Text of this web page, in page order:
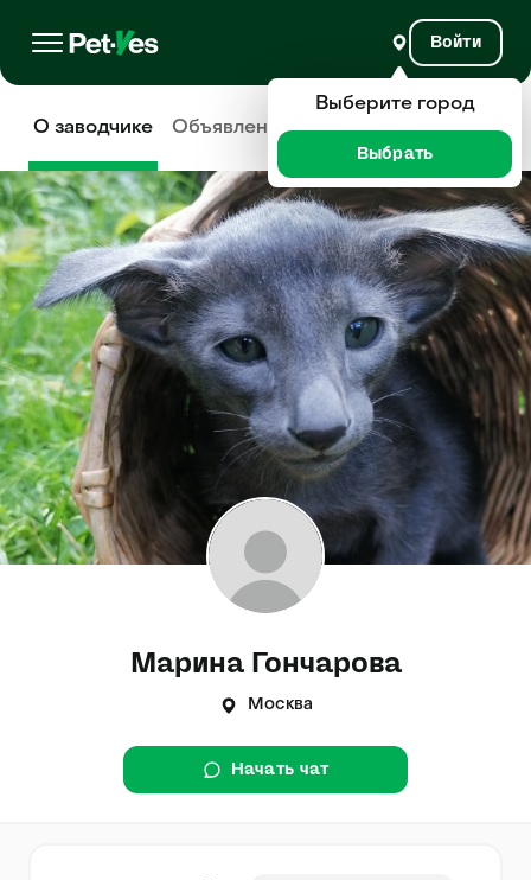
Войти
О заводчике Объявления Отзывы
Марина Гончарова
Москва
Начать чат
Выберите город
Выбрать